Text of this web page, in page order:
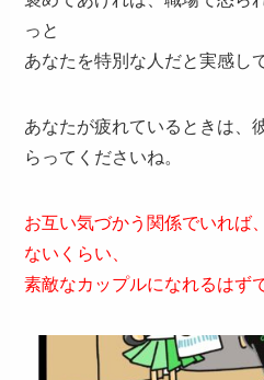
っと
あなたを特別な人だと実感し
あなたが疲れているときは、
らってくださいね。
お互い気づかう関係でいれば
ないくらい、
素敵なカップルになれるはず